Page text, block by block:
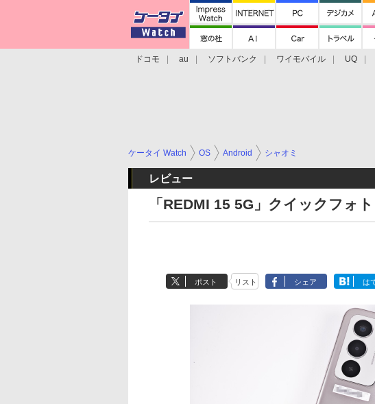
ドコモ au ソフトバンク ワイモバイル UQ
ケータイ Watch OS Android シャオミ
レビュー
「REDMI 15 5G」クイックフォ
ポスト リスト シェア は